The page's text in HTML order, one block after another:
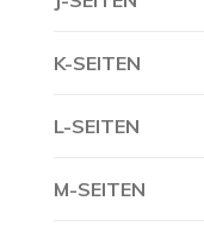
K-SEITEN
L-SEITEN
M-SEITEN